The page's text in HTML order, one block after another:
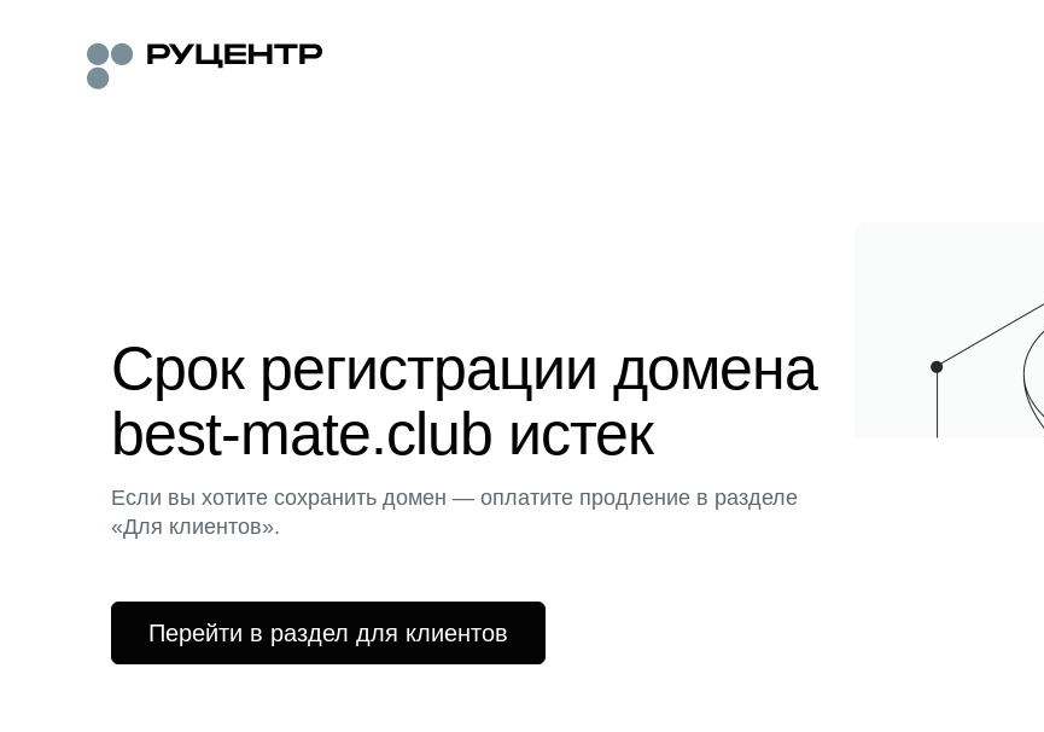
Срок регистрации домена
best-mate.club истек
Если вы хотите сохранить домен — оплатите продление в разделе
«Для клиентов».
Перейти в раздел для клиентов